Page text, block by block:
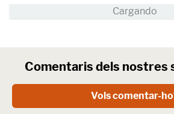
Comentaris dels nostres
Vols comentar-